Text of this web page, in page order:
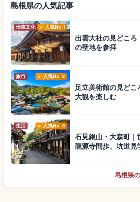
島根県の人気記事
伝統文化 人気No.1
出雲大社の見どころ
の聖地を参拝
旅行 人気No.2
足立美術館の見どこ
大観を楽しむ
生活 人気No.3
石見銀山・大森町｜
龍源寺間歩、坑道見
島根県